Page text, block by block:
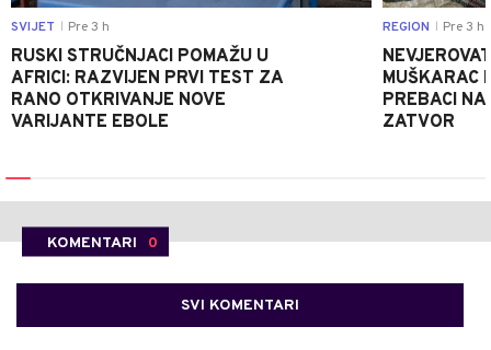
SVIJET Pre 3 h
RUSKI STRUČNJACI POMAŽU U
AFRICI: RAZVIJEN PRVI TEST ZA
RANO OTKRIVANJE NOVE
VARIJANTE EBOLE
REGION Pre 3 h
MUŠKARAC
PREBACI
ZATVOR
KOMENTARI 0
SVI KOMENTARI